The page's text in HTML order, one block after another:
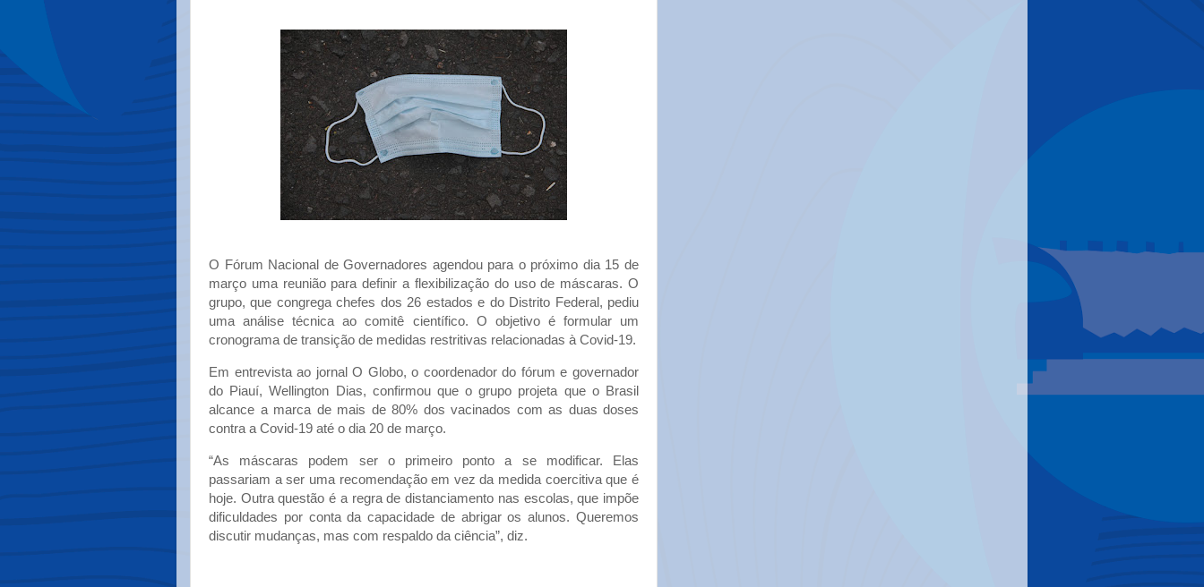
O Fórum Nacional de Governadores agendou para o próximo dia 15 de
março uma reunião para definir a flexibilização do uso de máscaras. O
grupo, que congrega chefes dos 26 estados e do Distrito Federal, pediu
uma análise técnica ao comitê científico. O objetivo é formular um
cronograma de transição de medidas restritivas relacionadas à Covid-19.
Em entrevista ao jornal O Globo, o coordenador do fórum e governador
do Piauí, Wellington Dias, confirmou que o grupo projeta que o Brasil
alcance a marca de mais de 80% dos vacinados com as duas doses
contra a Covid-19 até o dia 20 de março.
“As máscaras podem ser o primeiro ponto a se modificar. Elas
passariam a ser uma recomendação em vez da medida coercitiva que é
hoje. Outra questão é a regra de distanciamento nas escolas, que impõe
dificuldades por conta da capacidade de abrigar os alunos. Queremos
discutir mudanças, mas com respaldo da ciência”, diz.